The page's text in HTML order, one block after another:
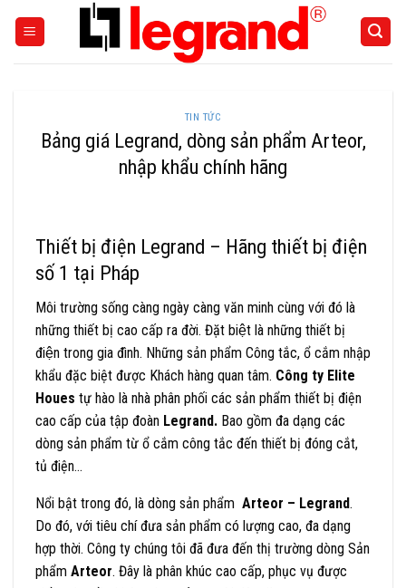
TIN TỨC
Bảng giá Legrand, dòng sản phẩm Arteor,
nhập khẩu chính hãng
Thiết bị điện Legrand – Hãng thiết bị điện
số 1 tại Pháp
Môi trường sống càng ngày càng văn minh cùng với đó là
những thiết bị cao cấp ra đời. Đặt biệt là những thiết bị
điện trong gia đình. Những sản phẩm Công tắc, ổ cắm nhập
khẩu đặc biệt được Khách hàng quan tâm. Công ty Elite
Houes tự hào là nhà phân phối các sản phẩm thiết bị điện
cao cấp của tập đoàn Legrand. Bao gồm đa dạng các
dòng sản phẩm từ ổ cắm công tắc đến thiết bị đóng cắt,
tủ điện…
Nổi bật trong đó, là dòng sản phẩm Arteor – Legrand.
Do đó, với tiêu chí đưa sản phẩm có lượng cao, đa dạng
hợp thời. Công ty chúng tôi đã đưa đến thị trường dòng Sản
phẩm Arteor. Đây là phân khúc cao cấp, phục vụ được